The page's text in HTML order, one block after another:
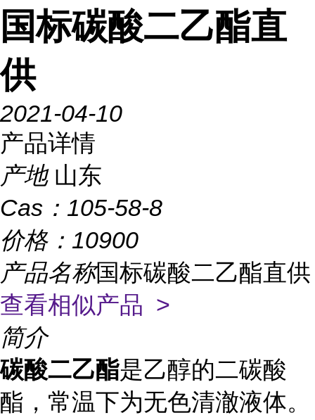
国标碳酸二乙酯直
供
2021-04-10
产品详情
产地 山东
Cas： 105-58-8
价格： 10900
产品名称国标碳酸二乙酯直供
查看相似产品 >
简介
碳酸二乙酯是乙醇的二碳酸
酯，常温下为无色清澈液体。